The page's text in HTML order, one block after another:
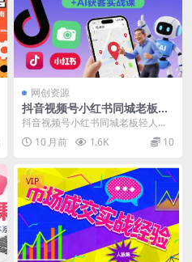
网创资源
抖音视频号小红书同城老板轻
人设IP打造+AI获客实战课，
人设打造-算法拆解-拍摄剪辑-
内容运营-AI创作
抖音视频号小红书同城老板轻人设I
P打造+AI获客实战课，人设打造-算
法拆解-拍摄...
10 月前 1.6K 10
VIP